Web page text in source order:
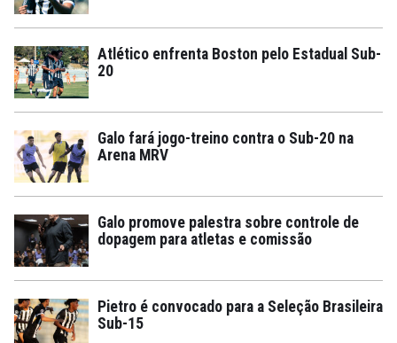
Atlético enfrenta Boston pelo Estadual Sub-
20
Galo fará jogo-treino contra o Sub-20 na
Arena MRV
Galo promove palestra sobre controle de
dopagem para atletas e comissão
Pietro é convocado para a Seleção Brasileira
Sub-15